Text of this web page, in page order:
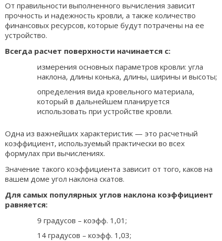
От правильности выполненного вычисления зависит
прочность и надежность кровли, а также количество
финансовых ресурсов, которые будут потрачены на ее
устройство.
Всегда расчет поверхности начинается с:
измерения основных параметров кровли: угла
наклона, длины конька, длины, ширины и высоты;
определения вида кровельного материала,
который в дальнейшем планируется
использовать при устройстве кровли.
Одна из важнейших характеристик — это расчетный
коэффициент, используемый практически во всех
формулах при вычислениях.
Значение такого коэффициента зависит от того, каков на
вашем доме угол наклона скатов.
Для самых популярных углов наклона коэффициент
равняется:
9 градусов – коэфф. 1,01;
14 градусов – коэфф. 1,03;